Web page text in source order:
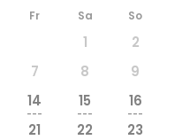
Fr Sa So
1
2
7 8
9
14
---
15
---
16
---
21 22 23